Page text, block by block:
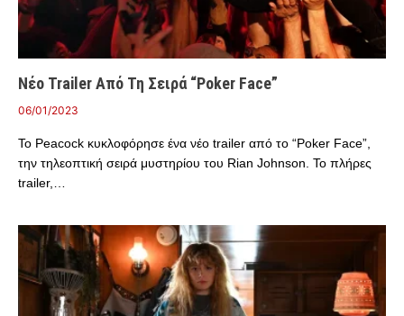
Νέο Trailer Από Τη Σειρά “Poker Face”
06/01/2023
Το Peacock κυκλοφόρησε ένα νέο trailer από το “Poker Face”,
την τηλεοπτική σειρά μυστηρίου του Rian Johnson. Το πλήρες
trailer,…